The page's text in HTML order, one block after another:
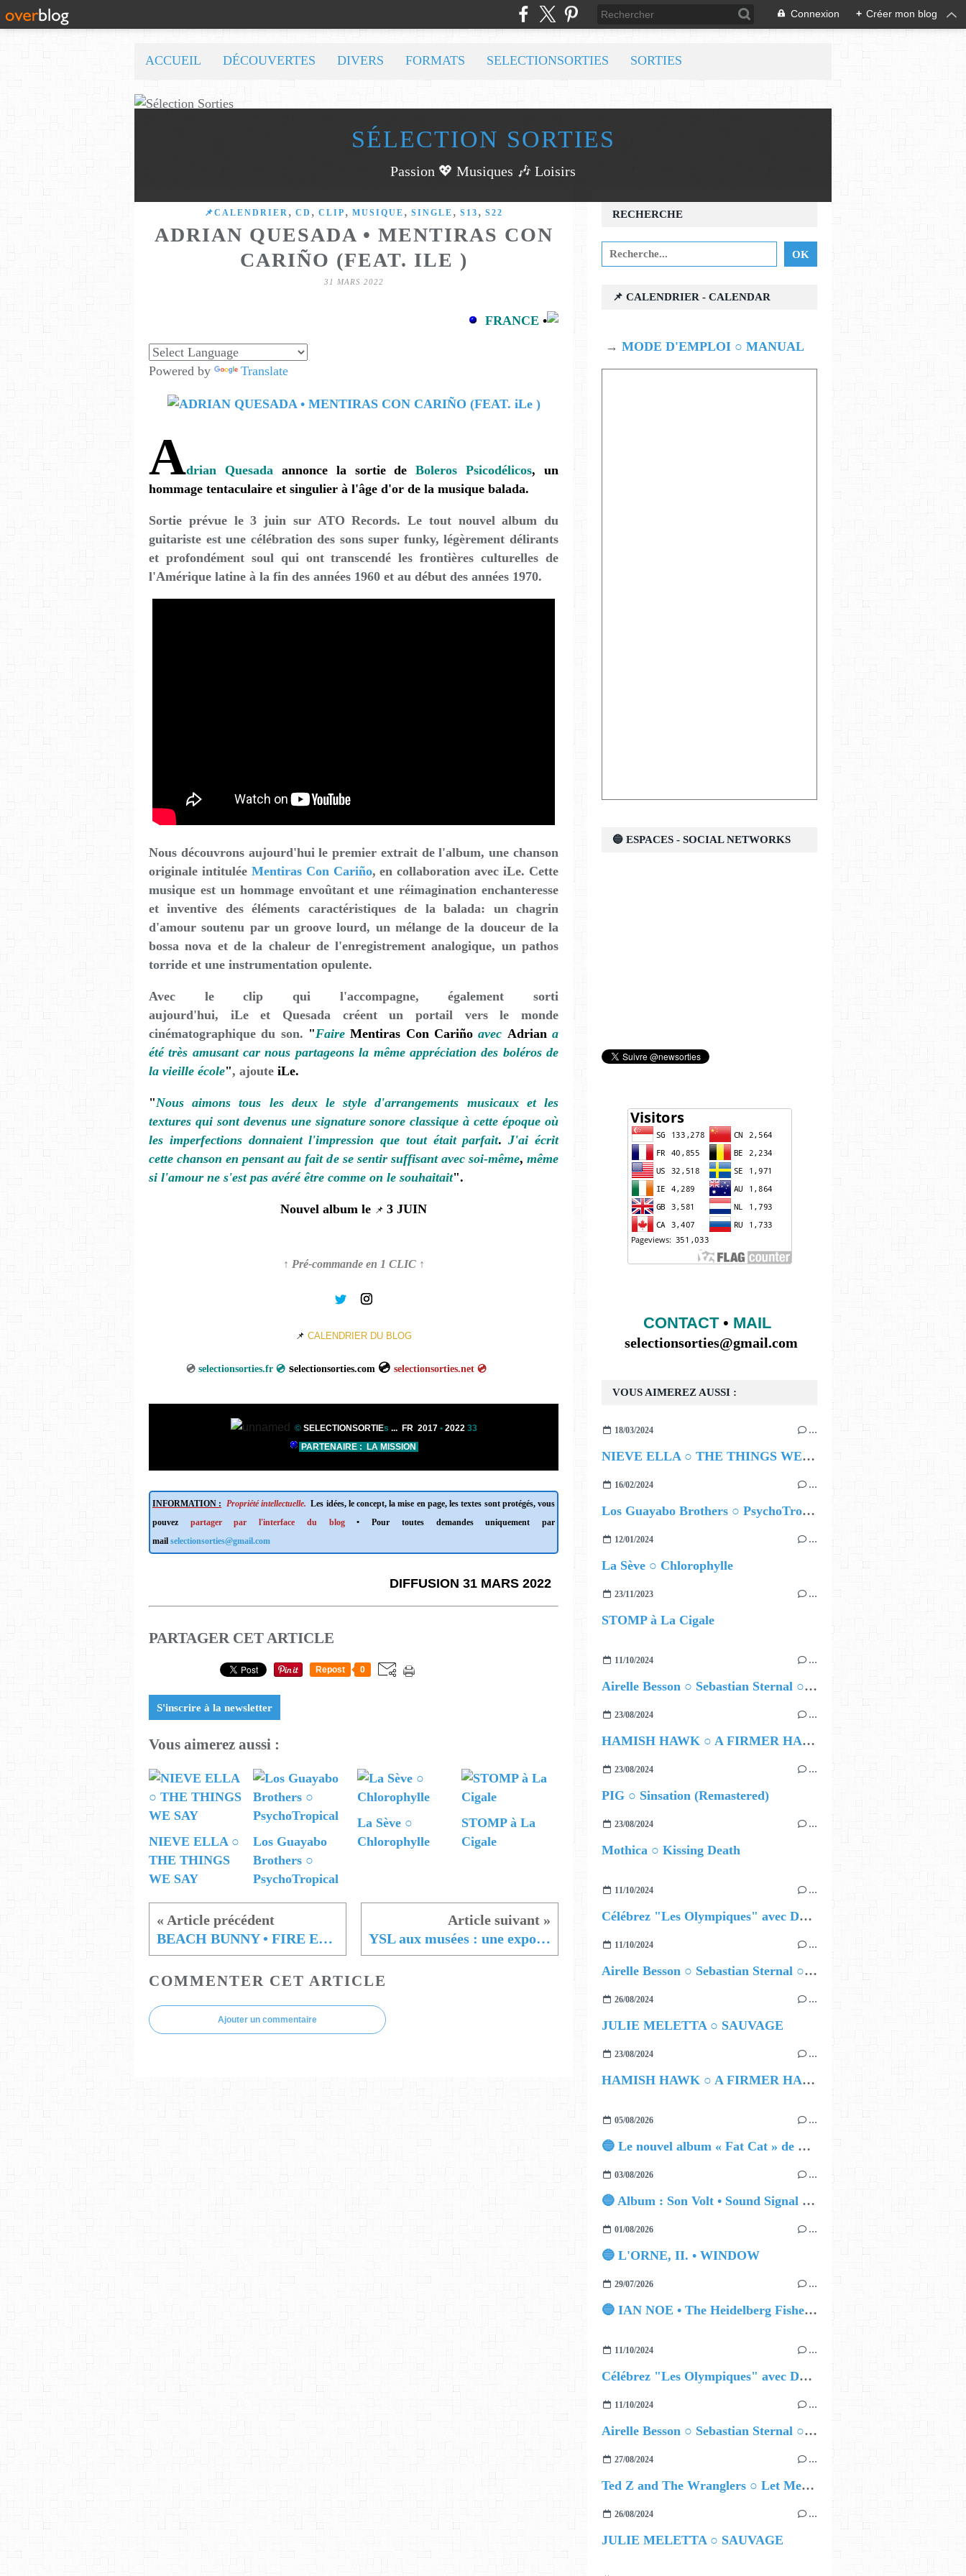
Connexion + Créer mon blog
SÉLECTION SORTIES
Passion 💖 Musiques 🎶 Loisirs
ACCUEIL DÉCOUVERTES DIVERS FORMATS SELECTIONSORTIES SORTIES
📌CALENDRIER , CD , CLIP , MUSIQUE , SINGLE , S13 , S22
ADRIAN QUESADA • MENTIRAS CON
CARIÑO (FEAT. ILE )
31 MARS 2022
FRANCE •
Powered by Translate
Adrian Quesadaannonce la sortie deBoleros Psicodélicos, un
hommage tentaculaire et singulier à l'âge d'or de la musique balada.
Sortie prévue le 3 juin sur ATO Records. Le tout nouvel album du
guitariste est une célébration des sons super funky, légèrement délirants
et profondément soul qui ont transcendé les frontières culturelles de
l'Amérique latine à la fin des années 1960 et au début des années 1970.
Nous découvrons aujourd'hui le premier extrait de l'album, une chanson
originale intitulée Mentiras Con Cariño, en collaboration avec iLe. Cette
musique est un hommage envoûtant et une réimagination enchanteresse
et inventive des éléments caractéristiques de la balada: un chagrin
d'amour soutenu par un groove lourd, un mélange de la douceur de la
bossa nova et de la chaleur de l'enregistrement analogique, un pathos
torride et une instrumentation opulente.
Avec le clip qui l'accompagne, également sorti
aujourd'hui, iLe et Quesada créent un portail vers le monde
cinématographique du son. "Faire Mentiras Con Cariñoavec Adriana
été très amusant car nous partageons la même appréciation des boléros de
la vieille école", ajoute iLe.
"Nous aimons tous les deux le style d'arrangements musicaux et les
textures qui sont devenus une signature sonore classique à cette époque où
les imperfections donnaient l'impression que tout était parfait.J'ai écrit
cette chanson en pensant au fait de se sentir suffisant avec soi-même,même
si l'amour ne s'est pas avéré être comme on le souhaitait".
Nouvel album le 📌 3 JUIN
↑ Pré-commande en 1 CLIC ↑
📌 CALENDRIER DU BLOG
💿selectionsorties.fr 💿 selectionsorties.com💿selectionsorties.net
© SELECTIONSORTIEs ... FR 2017 • 2022 33
PARTENAIRE : LA MISSION
INFORMATION : Propriété intellectuelle. Les idées, le concept, la mise en page, les textes sont protégés, vous
pouvez partager par l'interface du blog• Pour toutes demandes uniquement par
mail selectionsorties@gmail.com
DIFFUSION 31 MARS 2022
PARTAGER CET ARTICLE
Repost 0
S'inscrire à la newsletter
Vous aimerez aussi :
NIEVE ELLA ○
THE THINGS
WE SAY
Los Guayabo
Brothers ○
PsychoTropical
La Sève ○
Chlorophylle
STOMP à La
Cigale
BEACH BUNNY • FIRE ESCAPE YSL aux musées : une expo en format XXL
COMMENTER CET ARTICLE
Ajouter un commentaire
RECHERCHE
VOUS AIMEREZ AUSSI :
18/03/2024 …
NIEVE ELLA ○ THE THINGS WE SAY
16/02/2024 …
Los Guayabo Brothers ○ PsychoTropical
12/01/2024 …
La Sève ○ Chlorophylle
23/11/2023 …
STOMP à La Cigale
11/10/2024 …
Airelle Besson ○ Sebastian Sternal ○ Jonas Burgwinkel
23/08/2024 …
HAMISH HAWK ○ A FIRMER HAND
23/08/2024 …
PIG ○ Sinsation (Remastered)
23/08/2024 …
Mothica ○ Kissing Death
11/10/2024 …
Célébrez "Les Olympiques" avec DVTR !
11/10/2024 …
Airelle Besson ○ Sebastian Sternal ○ Jonas Burgwinkel
26/08/2024 …
JULIE MELETTA ○ SAUVAGE
23/08/2024 …
HAMISH HAWK ○ A FIRMER HAND
05/08/2026 …
🔵 Le nouvel album « Fat Cat » de Delilah Holliday (sortie le 30 Octobre 2026)
03/08/2026 …
🔵 Album : Son Volt • Sound Signal Serenades
01/08/2026 …
🔵 L'ORNE, II. • WINDOW
29/07/2026 …
🔵 IAN NOE • The Heidelberg Fisherman’s Ball
11/10/2024 …
Célébrez "Les Olympiques" avec DVTR !
11/10/2024 …
Airelle Besson ○ Sebastian Sternal ○ Jonas Burgwinkel
27/08/2024 …
Ted Z and The Wranglers ○ Let Me Be Your Sin
26/08/2024 …
JULIE MELETTA ○ SAUVAGE
📌 CALENDRIER - CALENDAR
→ MODE D'EMPLOI ○ MANUAL
🔵 ESPACES - SOCIAL NETWORKS
CONTACT• MAIL
selectionsorties@gmail.com